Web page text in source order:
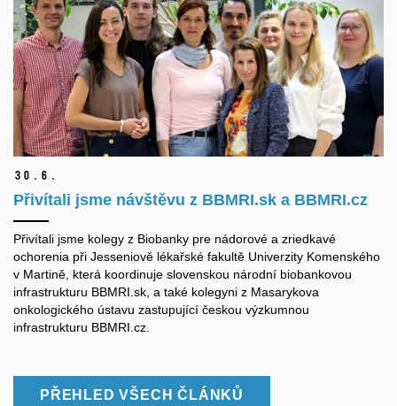
30. 6.
Přivítali jsme návštěvu z BBMRI.sk a BBMRI.cz
Přivítali jsme kolegy z Biobanky pre nádorové a zriedkavé
ochorenia při Jesseniově lékařské fakultě Univerzity Komenského
v Martině, která koordinuje slovenskou národní biobankovou
infrastrukturu BBMRI.sk, a také kolegyni z Masarykova
onkologického ústavu zastupující českou výzkumnou
infrastrukturu BBMRI.cz.
PŘEHLED VŠECH ČLÁNKŮ